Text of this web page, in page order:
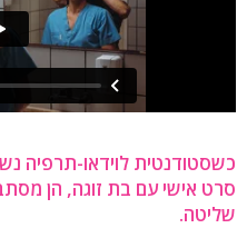
כשסטודנטית לוידאו-תרפיה
סרט אישי עם בת זוגה, הן
שליטה.